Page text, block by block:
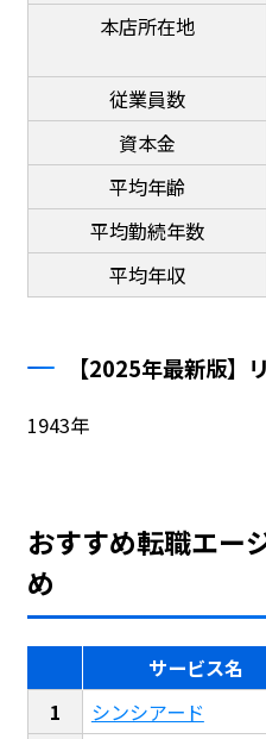
本店所在地
従業員数
資本金
平均年齢
平均勤続年数
平均年収
【2025年最新版】
1943年
おすすめ転職エー
め
サービス名
シンシアード